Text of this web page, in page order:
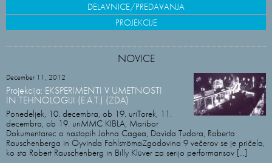
DELAVNICE/PREDAVANJA
PROJEKCIJE
NOVICE
December 11, 2012
Projekcija: EKSPERIMENTI V UMETNOSTI
IN TEHNOLOGIJI (E.A.T.) (ZDA)
Ponedeljek, 10. decembra, ob 19. uriTorek, 11.
decembra, ob 19. uriMMC KIBLA, Maribor
Dokumentarec o nastopih Johna Cagea, Davida Tudora, Roberta
Rauschenberga in Öyvinda FahlströmaZgodovina 9 večerov se je pričela,
ko sta Robert Rauschenberg in Billy Klüver za serijo performansov [...]